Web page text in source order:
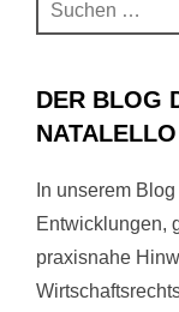
DER BLOG
NATALELLO
In unserem
Entwicklungen,
praxisnahe